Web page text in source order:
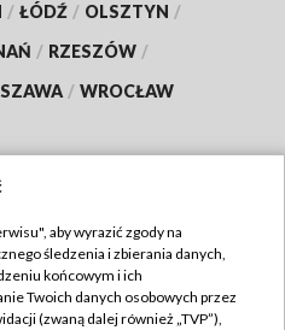
/ ŁÓDŹ / OLSZTYN /
/ RZESZÓW /
/ WROCŁAW
TVP
TVP
aby wyrazić zgody na
śledzenia i zbierania danych,
końcowym i ich
Twoich danych osobowych przez
(zwaną dalej również „TVP”),